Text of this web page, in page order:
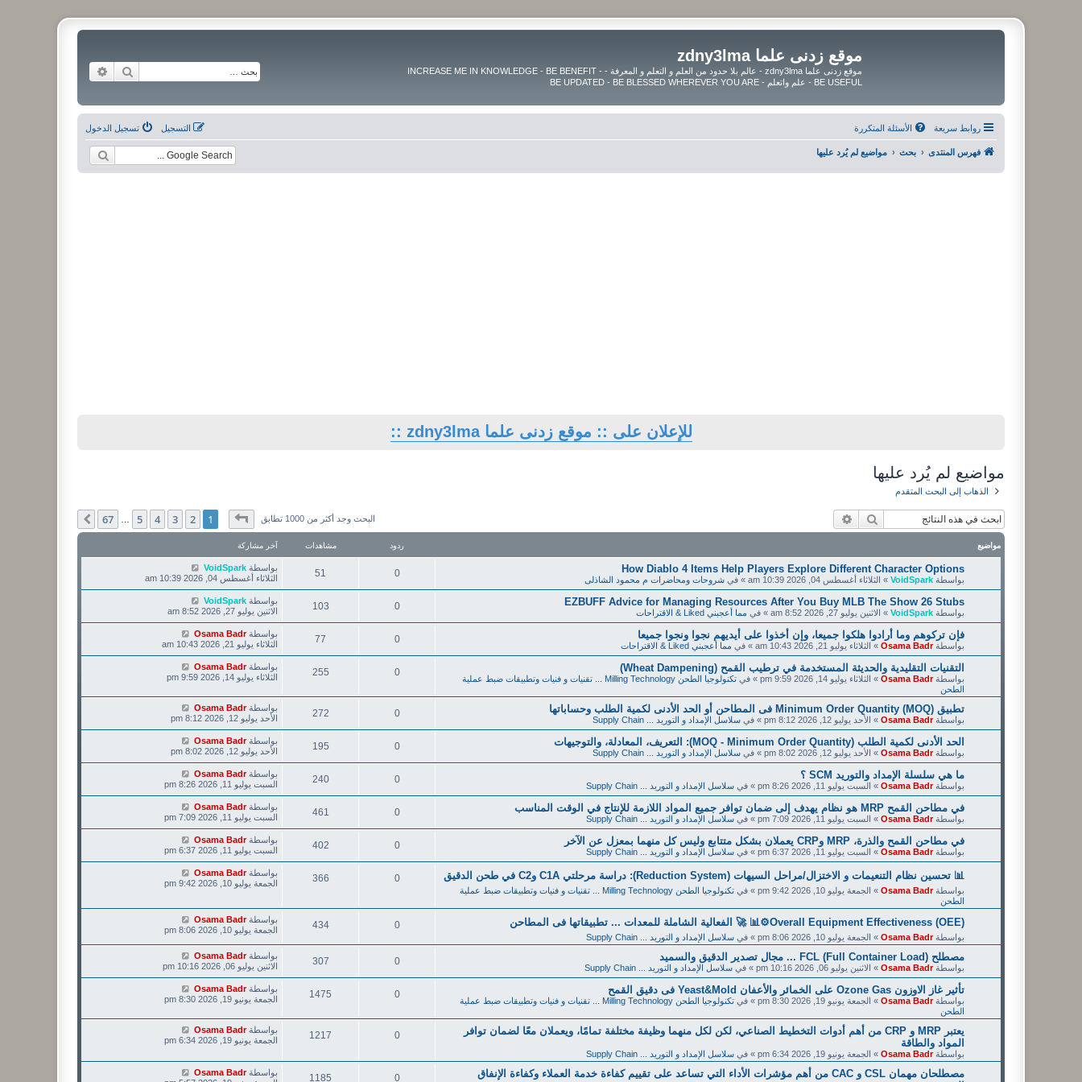
موقع زدنى علما zdny3lma
موقع زدنى علما zdny3lma - عالم بلا حدود من العلم و التعلم و المعرفة - INCREASE ME IN KNOWLEDGE - BE BENEFIT -
BE USEFUL - علم واتعلم - BE UPDATED - BE BLESSED WHEREVER YOU ARE
بحث
روابط سريعة الأسئلة المتكررة تسجيل الدخول التسجيل
فهرس المنتدى بحث مواضيع لم يُرد عليها
للإعلان على :: موقع زدنى علما zdny3lma ::
مواضيع لم يُرد عليها
الذهاب إلى البحث المتقدم
بحث البحث وجد أكثر من 1000 تطابق صفحة1من67
1
2
3
4
5
67 التالي
مواضيع ردود مشاهدات آخر مشاركة
How Diablo 4 Items Help Players Explore Different Character Options
بواسطة VoidSpark
» الثلاثاء أغسطس 04, 2026 10:39 am » في شروحات ومحاضرات م محمود الشاذلى
0
51 بواسطة VoidSpark
الثلاثاء أغسطس 04, 2026 10:39 am
EZBUFF Advice for Managing Resources After You Buy MLB The Show 26 Stubs
بواسطة VoidSpark
» الاثنين يوليو 27, 2026 8:52 am » في مما أعجبني Liked & الاقتراحات
0
103 بواسطة VoidSpark
الاثنين يوليو 27, 2026 8:52 am
فإن تركوهم وما أرادوا هلكوا جميعا، وإن أخذوا على أيديهم نجوا ونجوا جميعا
بواسطةOsama Badr
» الثلاثاء يوليو 21, 2026 10:43 am » في مما أعجبني Liked & الاقتراحات
0
77 بواسطةOsama Badr
الثلاثاء يوليو 21, 2026 10:43 am
التقنيات التقليدية والحديثة المستخدمة في ترطيب القمح (Wheat Dampening)
بواسطةOsama Badr
» الثلاثاء يوليو 14, 2026 9:59 pm » في
تكنولوجيا الطحن Milling Technology ... تقنيات و فنيات وتطبيقات ضبط عملية
الطحن
0
255 بواسطةOsama Badr
الثلاثاء يوليو 14, 2026 9:59 pm
تطبيق Minimum Order Quantity (MOQ) فى المطاحن أو الحد الأدنى لكمية الطلب وحساباتها
بواسطةOsama Badr
» الأحد يوليو 12, 2026 8:12 pm » في سلاسل الإمداد و التوريد ... Supply Chain
0
272 بواسطةOsama Badr
الأحد يوليو 12, 2026 8:12 pm
الحد الأدنى لكمية الطلب (MOQ - Minimum Order Quantity): التعريف، المعادلة، والتوجيهات
بواسطةOsama Badr
» الأحد يوليو 12, 2026 8:02 pm » في سلاسل الإمداد و التوريد ... Supply Chain
0
195 بواسطةOsama Badr
الأحد يوليو 12, 2026 8:02 pm
ما هي سلسلة الإمداد والتوريد SCM ؟
بواسطةOsama Badr
» السبت يوليو 11, 2026 8:26 pm » في سلاسل الإمداد و التوريد ... Supply Chain
0
240 بواسطةOsama Badr
السبت يوليو 11, 2026 8:26 pm
في مطاحن القمح MRP هو نظام يهدف إلى ضمان توافر جميع المواد اللازمة للإنتاج في الوقت المناسب
بواسطةOsama Badr
» السبت يوليو 11, 2026 7:09 pm » في سلاسل الإمداد و التوريد ... Supply Chain
0
461 بواسطةOsama Badr
السبت يوليو 11, 2026 7:09 pm
في مطاحن القمح والذرة، MRP وCRP يعملان بشكل متتابع وليس كل منهما بمعزل عن الآخر
بواسطةOsama Badr
» السبت يوليو 11, 2026 6:37 pm » في سلاسل الإمداد و التوريد ... Supply Chain
0
402 بواسطةOsama Badr
السبت يوليو 11, 2026 6:37 pm
📊 تحسين نظام التنعيمات و الاختزال/مراحل السيهات (Reduction System): دراسة مرحلتي C1A وC2 في طحن الدقيق
بواسطةOsama Badr
» الجمعة يوليو 10, 2026 9:42 pm » في
تكنولوجيا الطحن Milling Technology ... تقنيات و فنيات وتطبيقات ضبط عملية
الطحن
0
366 بواسطةOsama Badr
الجمعة يوليو 10, 2026 9:42 pm
Overall Equipment Effectiveness (OEE)⚙️📊 🚀 الفعالية الشاملة للمعدات ... تطبيقاتها فى المطاحن
بواسطةOsama Badr
» الجمعة يوليو 10, 2026 8:06 pm » في سلاسل الإمداد و التوريد ... Supply Chain
0
434 بواسطةOsama Badr
الجمعة يوليو 10, 2026 8:06 pm
مصطلح FCL (Full Container Load) ... مجال تصدير الدقيق والسميد
بواسطةOsama Badr
» الاثنين يوليو 06, 2026 10:16 pm » في سلاسل الإمداد و التوريد ... Supply Chain
0
307 بواسطةOsama Badr
الاثنين يوليو 06, 2026 10:16 pm
تأثير غاز الاوزون Ozone Gas على الخمائر والأعفان Yeast&Mold فى دقيق القمح
بواسطةOsama Badr
» الجمعة يونيو 19, 2026 8:30 pm » في
تكنولوجيا الطحن Milling Technology ... تقنيات و فنيات وتطبيقات ضبط عملية
الطحن
0
1475 بواسطةOsama Badr
الجمعة يونيو 19, 2026 8:30 pm
يعتبر MRP و CRP من أهم أدوات التخطيط الصناعي، لكن لكل منهما وظيفة مختلفة تمامًا، ويعملان معًا لضمان توافر
المواد والطاقة
بواسطةOsama Badr
» الجمعة يونيو 19, 2026 6:34 pm » في سلاسل الإمداد و التوريد ... Supply Chain
0
1217 بواسطةOsama Badr
الجمعة يونيو 19, 2026 6:34 pm
مصطلحان مهمان CSL و CAC من أهم مؤشرات الأداء التي تساعد على تقييم كفاءة خدمة العملاء وكفاءة الإنفاق
0
1185 بواسطةOsama Badr